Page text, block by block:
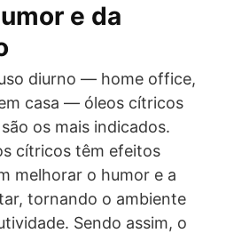
e da
diurno — home office,
casa — óleos cítricos
os mais indicados.
cítricos têm efeitos
melhorar o humor e a
tornando o ambiente
Sendo assim, o